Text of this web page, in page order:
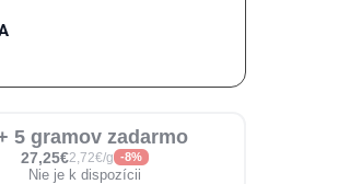
5 gramov zadarmo
27,25€2,72€/g -8%
Nie je k dispozícii